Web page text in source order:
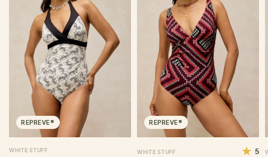
REPREVE®
WHITE STUFF
REPREVE®
WHITE STUFF 5